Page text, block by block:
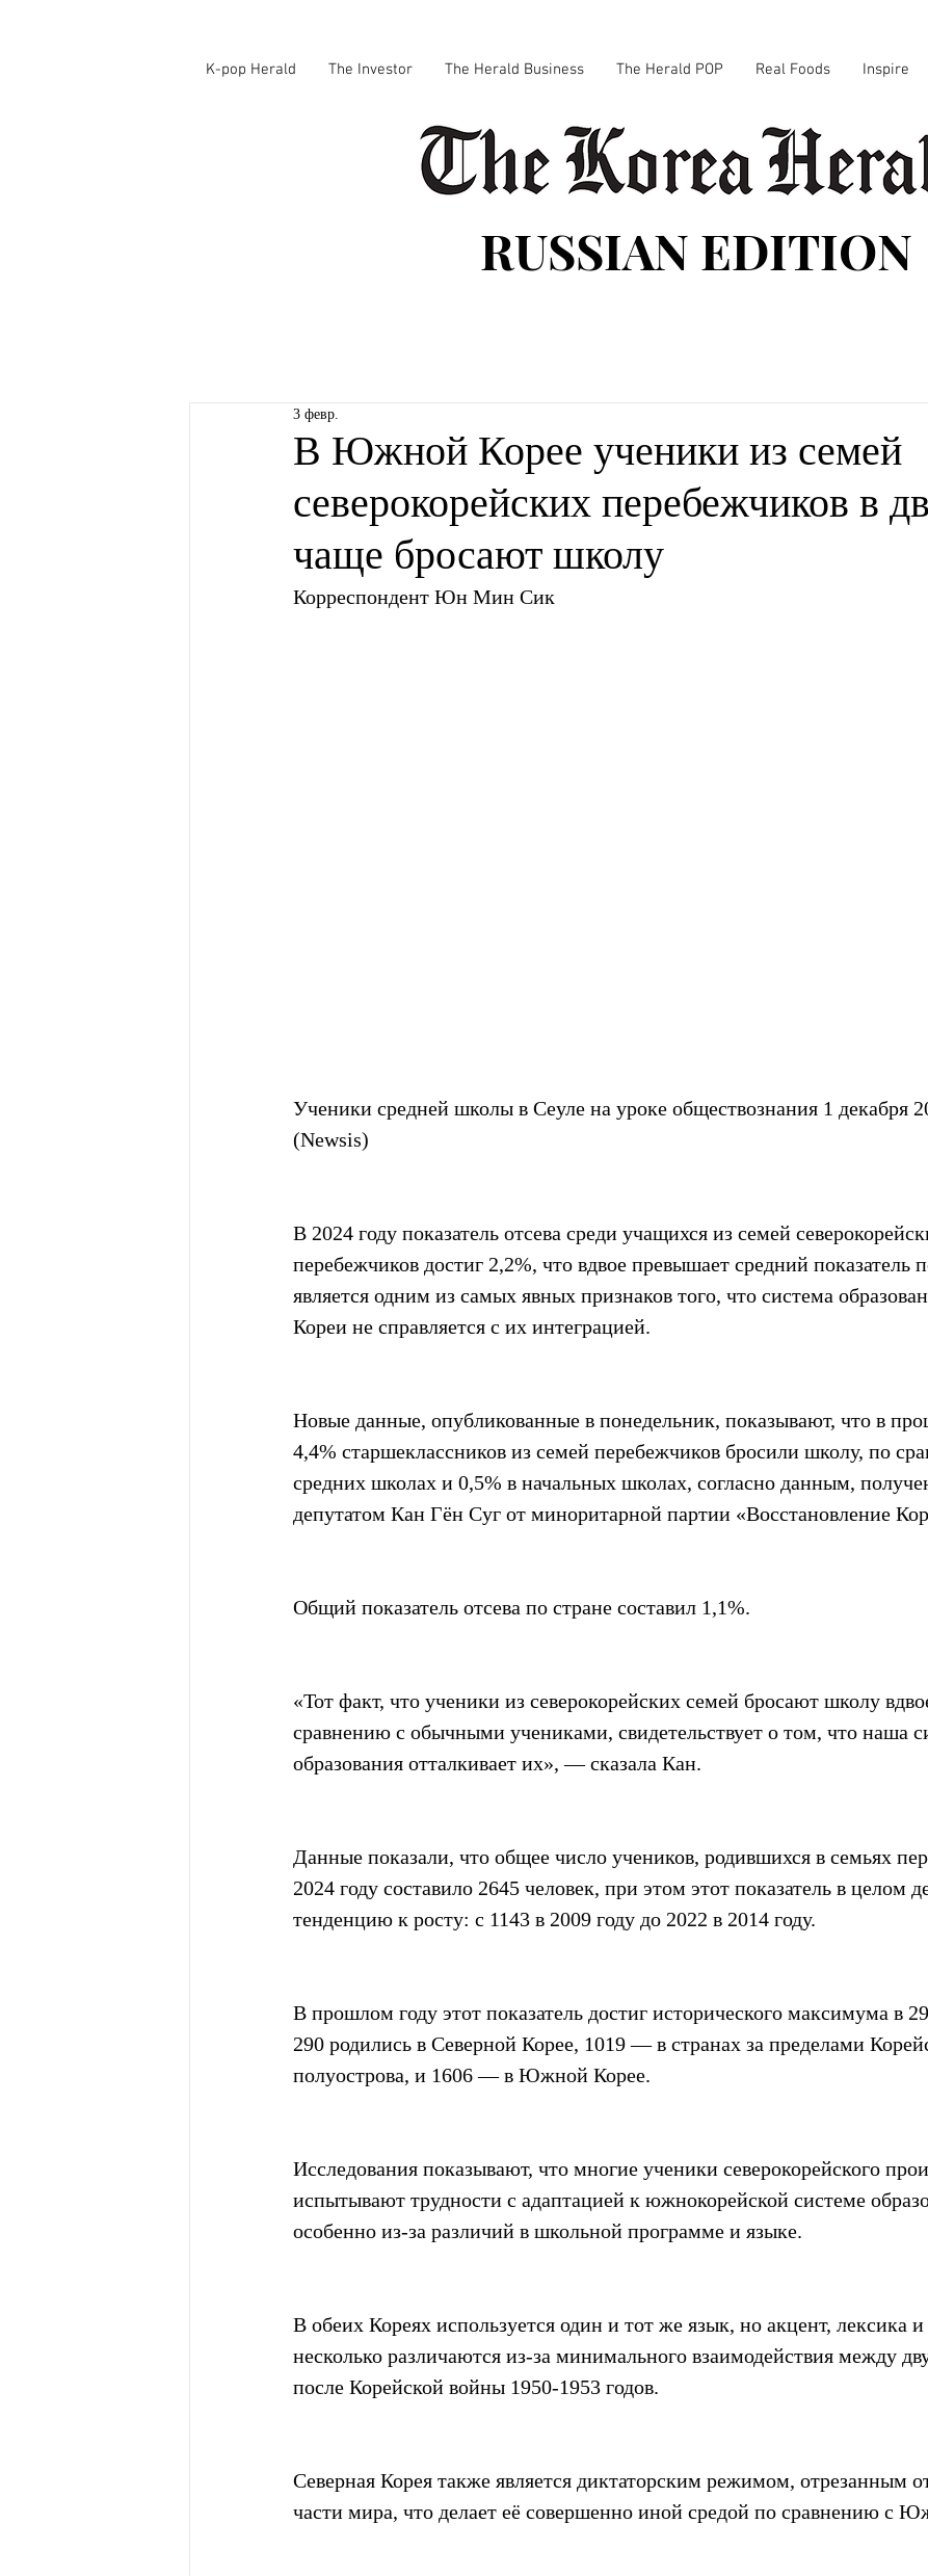
K-pop Herald The Investor The Herald Business The Herald POP Real Foods Inspire
RUSSIAN EDITION
В Южной Корее ученики из семей
северокорейских перебежчиков в
чаще бросают школу
3 февр.
Корреспондент Юн Мин Сик
Ученики средней школы в Сеуле на уроке обществознания 1 декабря
(Newsis)
В 2024 году показатель отсева среди учащихся из семей
перебежчиков достиг 2,2%, что вдвое превышает средний показатель
является одним из самых явных признаков того, что система
Кореи не справляется с их интеграцией.
Новые данные, опубликованные в понедельник, показывают, что в
4,4% старшеклассников из семей перебежчиков бросили школу, по
средних школах и 0,5% в начальных школах, согласно данным,
депутатом Кан Гён Суг от миноритарной партии «Восстановление
Общий показатель отсева по стране составил 1,1%.
«Тот факт, что ученики из северокорейских семей бросают школу
сравнению с обычными учениками, свидетельствует о том, что наша
образования отталкивает их», — сказала Кан.
Данные показали, что общее число учеников, родившихся в семьях
2024 году составило 2645 человек, при этом этот показатель в целом
тенденцию к росту: с 1143 в 2009 году до 2022 в 2014 году.
В прошлом году этот показатель достиг исторического максимума в
290 родились в Северной Корее, 1019 — в странах за пределами
полуострова, и 1606 — в Южной Корее.
Исследования показывают, что многие ученики северокорейского
испытывают трудности с адаптацией к южнокорейской системе
особенно из-за различий в школьной программе и языке.
В обеих Кореях используется один и тот же язык, но акцент, лексика
несколько различаются из-за минимального взаимодействия между
после Корейской войны 1950-1953 годов.
Северная Корея также является диктаторским режимом, отрезанным
части мира, что делает её совершенно иной средой по сравнению с